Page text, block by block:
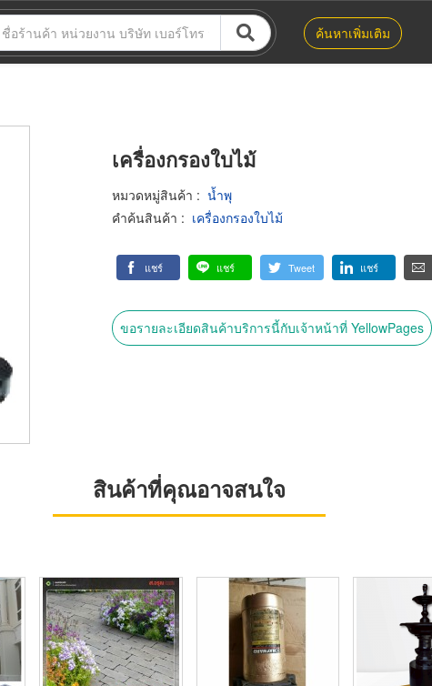
ค้นหาเพิ่มเติม
เครื่องกรองใบไม้
หมวดหมู่สินค้า : น้ำพุ
คำค้นสินค้า : เครื่องกรองใบไม้
แชร์ แชร์ Tweet แชร์
ขอรายละเอียดสินค้าบริการนี้กับเจ้าหน้าที่ YellowPages
สินค้าที่คุณอาจสนใจ